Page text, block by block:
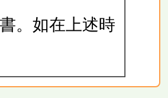
。如在上述時